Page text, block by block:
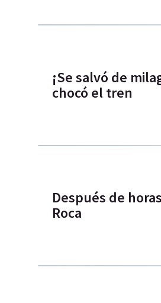
¡Se salvó de
chocó el tren
Después de
Roca